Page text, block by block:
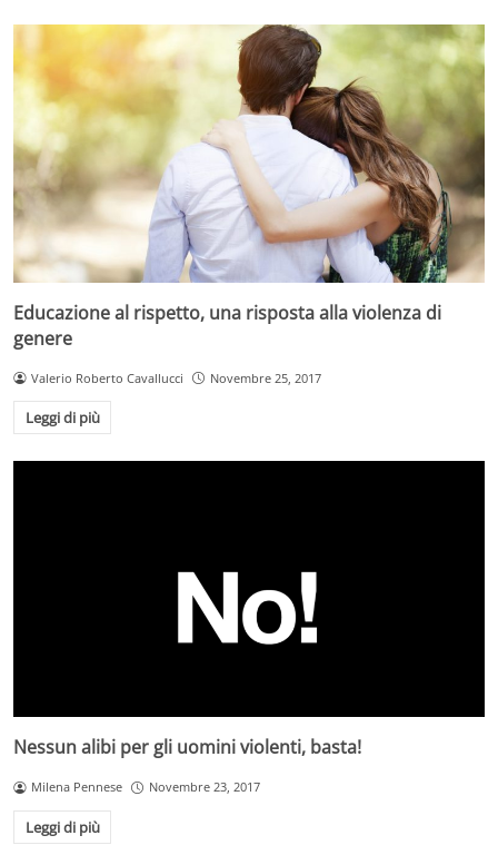
Educazione al rispetto, una risposta alla violenza di
genere
Valerio Roberto Cavallucci Novembre 25, 2017
Leggi di più
Nessun alibi per gli uomini violenti, basta!
Milena Pennese Novembre 23, 2017
Leggi di più